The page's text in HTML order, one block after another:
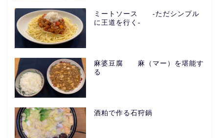
ミートソース -ただシンプル
に王道を行く-
麻婆豆腐 麻（マー）を堪能す
る
酒粕で作る石狩鍋